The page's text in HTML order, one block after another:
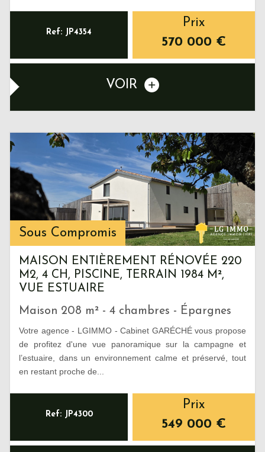
Ref: JP4354
Prix
570 000 €
VOIR
Sous Compromis
MAISON ENTIÈREMENT RÉNOVÉE 220
M2, 4 CH, PISCINE, TERRAIN 1984 M²,
VUE ESTUAIRE
Maison 208 m² - 4 chambres - Épargnes
Votre agence - LGIMMO - Cabinet GARÉCHÉ vous propose
de profitez d'une vue panoramique sur la campagne et
l’estuaire, dans un environnement calme et préservé, tout
en restant proche de...
Ref: JP4300
Prix
549 000 €